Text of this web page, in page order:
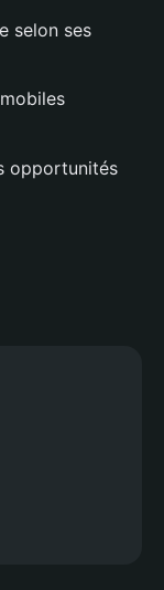
selon ses
opportunités